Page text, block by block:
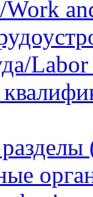
Work
Labor